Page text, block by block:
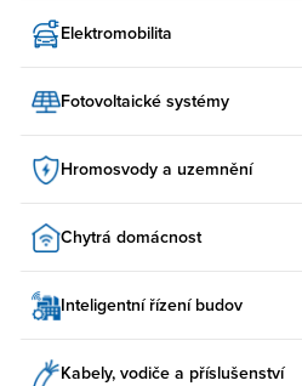
Elektromobilita
Fotovoltaické systémy
Hromosvody a uzemnění
Chytrá domácnost
Inteligentní řízení budov
Kabely, vodiče a příslušenství